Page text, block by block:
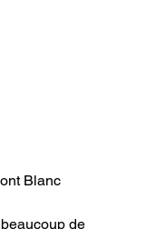
Blanc
de